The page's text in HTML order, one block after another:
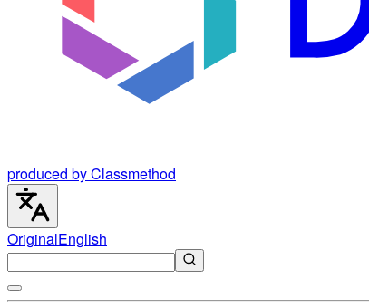
produced by Classmethod
OriginalEnglish